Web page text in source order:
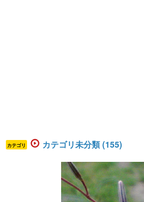
カテゴリ カテゴリ未分類 (155)